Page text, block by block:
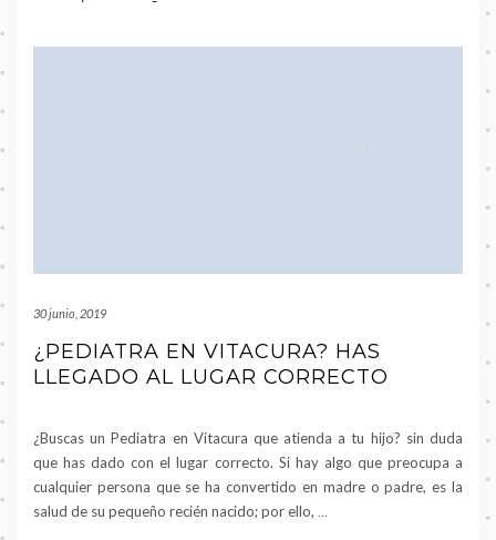
30 junio, 2019
¿PEDIATRA EN VITACURA? HAS
LLEGADO AL LUGAR CORRECTO
¿Buscas un Pediatra en Vitacura que atienda a tu hijo? sin duda
que has dado con el lugar correcto. Si hay algo que preocupa a
cualquier persona que se ha convertido en madre o padre, es la
salud de su pequeño recién nacido; por ello, …